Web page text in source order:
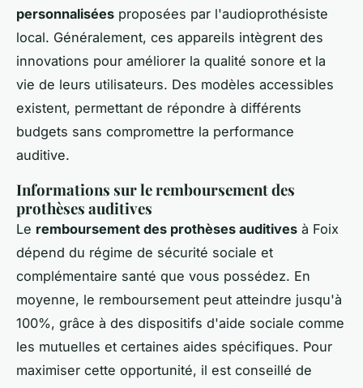
personnalisées proposées par l'audioprothésiste
local. Généralement, ces appareils intègrent des
innovations pour améliorer la qualité sonore et la
vie de leurs utilisateurs. Des modèles accessibles
existent, permettant de répondre à différents
budgets sans compromettre la performance
auditive.
Informations sur le remboursement des
prothèses auditives
Le remboursement des prothèses auditives à Foix
dépend du régime de sécurité sociale et
complémentaire santé que vous possédez. En
moyenne, le remboursement peut atteindre jusqu'à
100%, grâce à des dispositifs d'aide sociale comme
les mutuelles et certaines aides spécifiques. Pour
maximiser cette opportunité, il est conseillé de